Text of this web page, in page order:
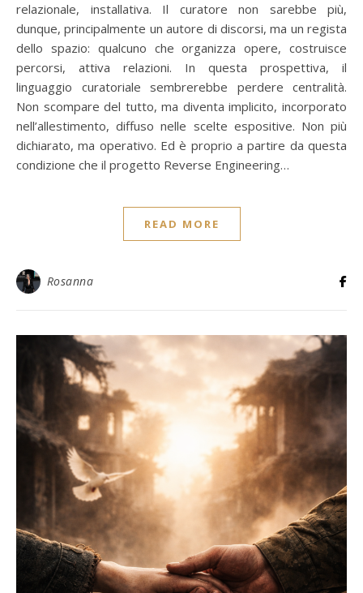
relazionale, installativa. Il curatore non sarebbe più,
dunque, principalmente un autore di discorsi, ma un regista
dello spazio: qualcuno che organizza opere, costruisce
percorsi, attiva relazioni. In questa prospettiva, il
linguaggio curatoriale sembrerebbe perdere centralità.
Non scompare del tutto, ma diventa implicito, incorporato
nell’allestimento, diffuso nelle scelte espositive. Non più
dichiarato, ma operativo. Ed è proprio a partire da questa
condizione che il progetto Reverse Engineering…
READ MORE
Rosanna